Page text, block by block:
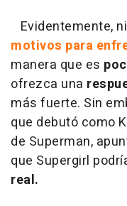
Evidentemente,
motivos para
manera que es
ofrezca una
más fuerte. Sin
que debutó como
de Superman,
que Supergirl
real.